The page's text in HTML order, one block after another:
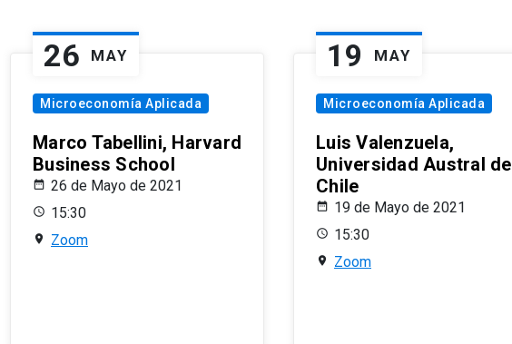
26 MAY
Microeconomía Aplicada
Marco Tabellini, Harvard
Business School
26 de Mayo de 2021
15:30
Zoom
19 MAY
Microeconomía Aplicada
Luis Valenzuela,
Universidad Austral de
Chile
19 de Mayo de 2021
15:30
Zoom